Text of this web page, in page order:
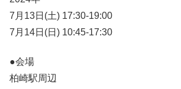
7月13日(土) 17:30-19:00
7月14日(日) 10:45-17:30
●会場
柏崎駅周辺